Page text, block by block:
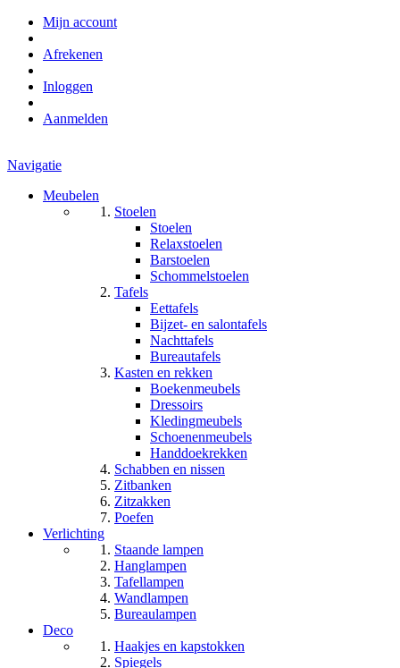
Mijn account
Afrekenen
Inloggen
Aanmelden
Navigatie
Meubelen
Stoelen
Stoelen
Relaxstoelen
Barstoelen
Schommelstoelen
Tafels
Eettafels
Bijzet- en salontafels
Nachttafels
Bureautafels
Kasten en rekken
Boekenmeubels
Dressoirs
Kledingmeubels
Schoenenmeubels
Handdoekrekken
Schabben en nissen
Zitbanken
Zitzakken
Poefen
Verlichting
Staande lampen
Hanglampen
Tafellampen
Wandlampen
Bureaulampen
Deco
Haakjes en kapstokken
Spiegels